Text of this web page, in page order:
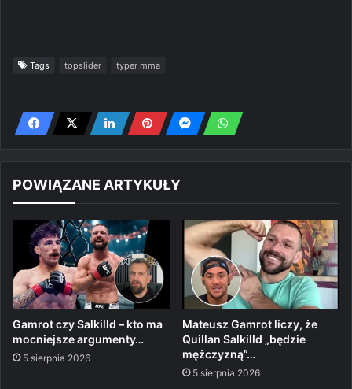
Tags topslider typer mma
POWIĄZANE ARTYKUŁY
Gamrot czy Salkilld – kto ma
mocniejsze argumenty…
5 sierpnia 2026
Mateusz Gamrot liczy, że
Quillan Salkilld „będzie
mężczyzną”…
5 sierpnia 2026